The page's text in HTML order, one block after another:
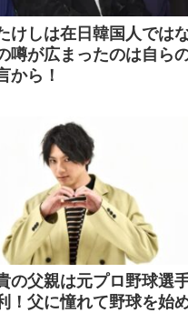
けしは在日韓国人では
噂が広まったのは自ら
から！
の父親は元プロ野球選
！父に憧れて野球を始